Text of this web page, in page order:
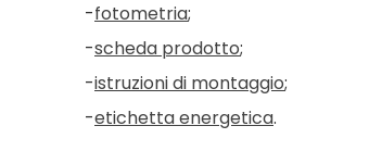
-fotometria;
-scheda prodotto;
-istruzioni di montaggio;
-etichetta energetica.